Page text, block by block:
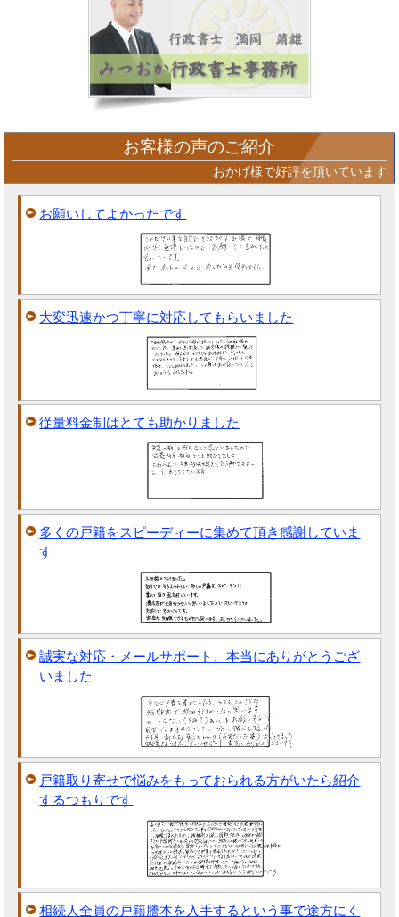
お客様の声のご紹介
おかげ様で好評を頂いています
お願いしてよかったです
大変迅速かつ丁寧に対応してもらいました
従量料金制はとても助かりました
多くの戸籍をスピーディーに集めて頂き感謝していま
す
誠実な対応・メールサポート、本当にありがとうござ
いました
戸籍取り寄せで悩みをもっておられる方がいたら紹介
するつもりです
相続人全員の戸籍謄本を入手するという事で途方にく